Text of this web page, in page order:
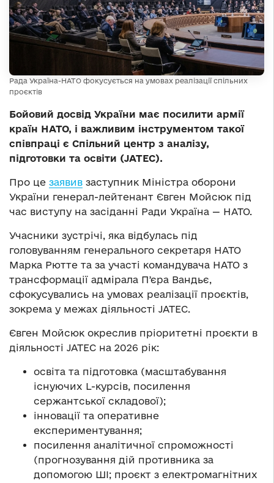
Рада Україна-НАТО фокусується на умовах реалізації спільних
проєктів
Бойовий досвід України має посилити армії
країн НАТО, і важливим інструментом такої
співпраці є Спільний центр з аналізу,
підготовки та освіти (JATEC).
Про це заявив заступник Міністра оборони
України генерал-лейтенант Євген Мойсюк під
час виступу на засіданні Ради Україна — НАТО.
Учасники зустрічі, яка відбулась під
головуванням генерального секретаря НАТО
Марка Рютте та за участі командувача НАТО з
трансформації адмірала Пʼєра Вандьє,
сфокусувались на умовах реалізації проєктів,
зокрема у межах діяльності JATEC.
Євген Мойсюк окреслив пріоритетні проєкти в
діяльності JATEC на 2026 рік:
освіта та підготовка (масштабування
існуючих L-курсів, посилення
сержантської складової);
інновації та оперативне
експериментування;
посилення аналітичної спроможності
(прогнозування дій противника за
допомогою ШІ; проєкт з електромагнітних